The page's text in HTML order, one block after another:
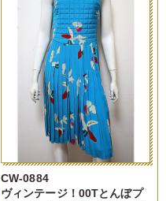
CW-0884
ヴィンテージ！00Tとんぼプ